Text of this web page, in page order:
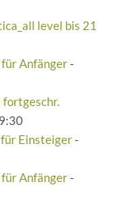
level bis 21
für Anfänger-
fortgeschr.
für Einsteiger-
für Anfänger-